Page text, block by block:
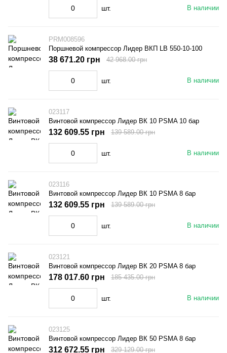
В наличии
шт.
PRM008596
Поршневой компрессор Лидер ВКП LB 550-10-100
В наличии
38 671.20 грн 42 968.00 грн
шт.
023117
Винтовой компрессор Лидер ВК 10 PSMA 10 бар
В наличии
132 609.55 грн 139 589.00 грн
шт.
023116
Винтовой компрессор Лидер ВК 10 PSMA 8 бар
В наличии
132 609.55 грн 139 589.00 грн
шт.
023121
Винтовой компрессор Лидер ВК 20 PSMA 8 бар
В наличии
178 017.60 грн 185 435.00 грн
шт.
023125
Винтовой компрессор Лидер ВК 50 PSMA 8 бар
312 672.55 грн 329 129.00 грн